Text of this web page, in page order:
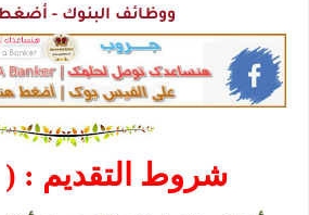
ووظائف البنوك -
شروط التقديم :